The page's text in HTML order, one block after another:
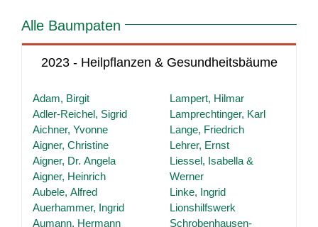
Alle Baumpaten
2023 - Heilpflanzen & Gesundheitsbäume
Adam, Birgit
Adler-Reichel, Sigrid
Aichner, Yvonne
Aigner, Christine
Aigner, Dr. Angela
Aigner, Heinrich
Aubele, Alfred
Auerhammer, Ingrid
Aumann, Hermann
Lampert, Hilmar
Lamprechtinger, Karl
Lange, Friedrich
Lehrer, Ernst
Liessel, Isabella &
Werner
Linke, Ingrid
Lionshilfswerk
Schrobenhausen-